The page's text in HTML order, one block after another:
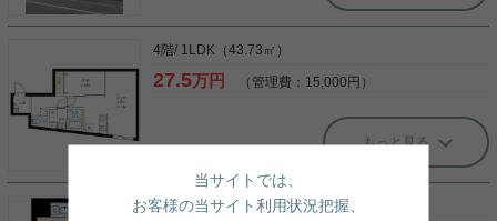
4階/ 1LDK（43.73㎡）
27.5万円 （管理費：15,000円）
もっと見る
4階/ 1K（20.50㎡）
当サイトでは、
お客様の当サイト利用状況把握、